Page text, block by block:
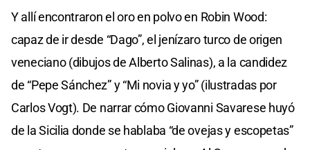
Y allí encontraron el oro en polvo en Robin Wood:
capaz de ir desde “Dago”, el jenízaro turco de origen
veneciano (dibujos de Alberto Salinas), a la candidez
de “Pepe Sánchez” y “Mi novia y yo” (ilustradas por
Carlos Vogt). De narrar cómo Giovanni Savarese huyó
de la Sicilia donde se hablaba “de ovejas y escopetas”